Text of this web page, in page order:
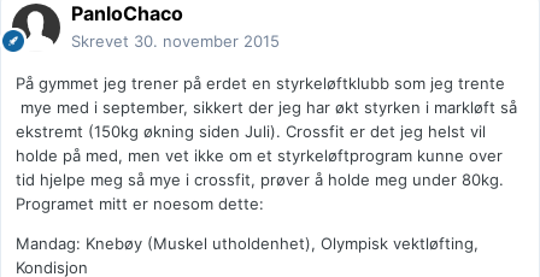
PanloChaco
Skrevet 30. november 2015
På gymmet jeg trener på erdet en styrkeløftklubb som jeg trente
mye med i september, sikkert der jeg har økt styrken i markløft så
ekstremt (150kg økning siden Juli). Crossfit er det jeg helst vil
holde på med, men vet ikke om et styrkeløftprogram kunne over
tid hjelpe meg så mye i crossfit, prøver å holde meg under 80kg.
Programet mitt er noesom dette:
Mandag: Knebøy (Muskel utholdenhet), Olympisk vektløfting,
Kondisjon